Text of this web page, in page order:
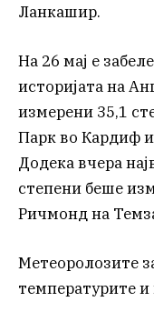
Ланкашир.
На 26 мај е
историјата на
измерени 35,1
Парк во Кардиф
Додека вчера
степени беше
Ричмонд на
Метеоролозите
температурите и